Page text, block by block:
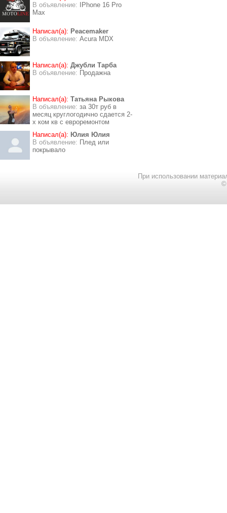
В объявление:
IPhone 16 Pro
Max
Написал(а): Peacemaker
В объявление: Acura MDX
Написал(а): Джубли Тарба
В объявление: Продажна
Написал(а): Татьяна Рыкова
В объявление: за 30т руб в
месяц круглогодично сдается 2-
х ком кв с евроремонтом
Написал(а): Юлия Юлия
В объявление: Плед или
покрывало
При использовании